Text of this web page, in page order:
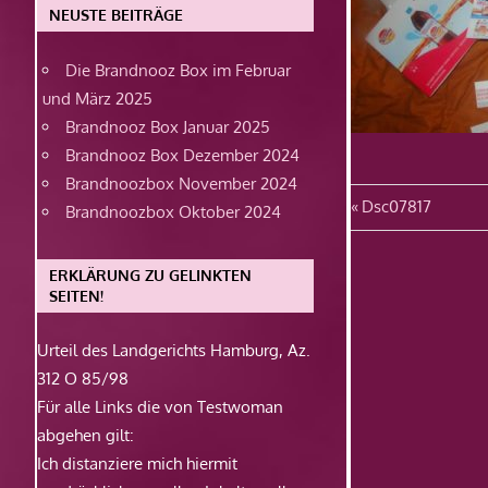
Vorheriger
Beitrag:
Dsc07817
NEUSTE BEITRÄGE
Die Brandnooz Box im Februar
und März 2025
Brandnooz Box Januar 2025
Brandnooz Box Dezember 2024
Brandnoozbox November 2024
Brandnoozbox Oktober 2024
ERKLÄRUNG ZU GELINKTEN
SEITEN!
Urteil des Landgerichts Hamburg, Az.
312 O 85/98
Für alle Links die von Testwoman
abgehen gilt:
Ich distanziere mich hiermit